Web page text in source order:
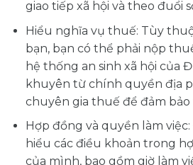
giao tiếp xã hội và theo đuổi
Hiểu nghĩa vụ thuế: Tùy
bạn, bạn có thể phải nộp
hệ thống an sinh xã hội của
khuyên từ chính quyền địa
chuyên gia thuế để đảm
Hợp đồng và quyền làm
hiểu các điều khoản trong
của mình, bao gồm giờ làm